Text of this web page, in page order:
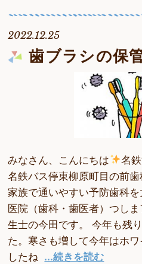
2022.12.25
歯ブラシの保
みなさん、こんにちは
名
名鉄バス停東柳原町目の前
家族で通いやすい予防歯科
医院（歯科・歯医者）つし
生士の今田です。 今年も残
た。寒さも増して今年はホ
したね ...続きを読む